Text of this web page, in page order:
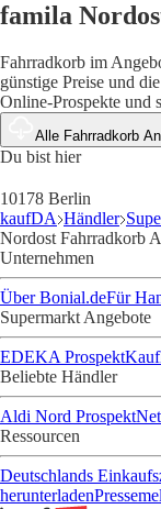
famila
Fahrradkorb im
günstige Preise und
Online-Prospekte und
Alle Fahrradkorb
Du bist hier
10178 Berlin
kaufDA Händler
Nordost Fahrradkorb
Unternehmen
Über Bonial.deFür
Supermarkt Angebote
EDEKA Prospekt
Beliebte Händler
Aldi Nord Prospekt
Ressourcen
Deutschlands
herunterladen